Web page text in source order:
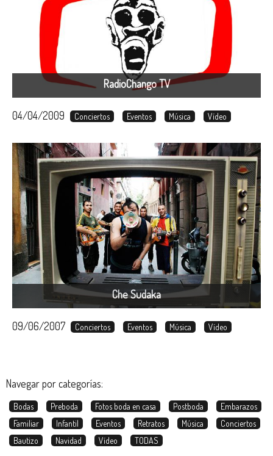
RadioChango TV
04/04/2009 Conciertos Eventos Música Vídeo
Che Sudaka
09/06/2007 Conciertos Eventos Música Vídeo
Navegar por categorías:
Bodas Preboda Fotos boda en casa Postboda
Embarazos
Familiar
Infantil Eventos Retratos Música
Conciertos
Bautizo
Navidad Vídeo TODAS